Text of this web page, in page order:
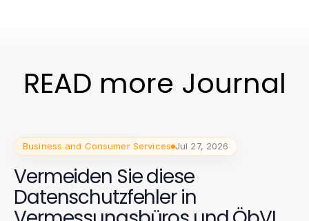
READ more Journal
Business and Consumer Services Jul 27, 2026
Vermeiden Sie diese
Datenschutzfehler in